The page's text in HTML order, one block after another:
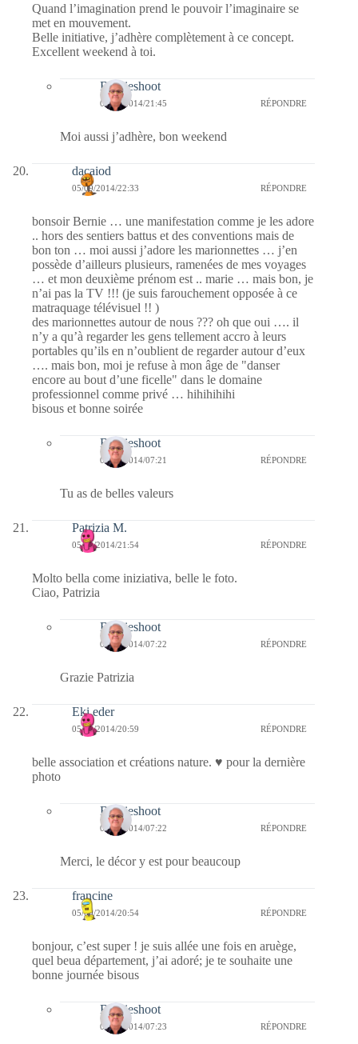
Quand l’imagination prend le pouvoir l’imaginaire se
met en mouvement.
Belle initiative, j’adhère complètement à ce concept.
Excellent weekend à toi.
Bernieshoot
06/09/2014/21:45 RÉPONDRE
Moi aussi j’adhère, bon weekend
dacaiod
05/09/2014/22:33 RÉPONDRE
bonsoir Bernie … une manifestation comme je les adore
.. hors des sentiers battus et des conventions mais de
bon ton … moi aussi j’adore les marionnettes … j’en
possède d’ailleurs plusieurs, ramenées de mes voyages
… et mon deuxième prénom est .. marie … mais bon, je
n’ai pas la TV !!! (je suis farouchement opposée à ce
matraquage télévisuel !! )
des marionnettes autour de nous ??? oh que oui …. il
n’y a qu’à regarder les gens tellement accro à leurs
portables qu’ils en n’oublient de regarder autour d’eux
…. mais bon, moi je refuse à mon âge de "danser
encore au bout d’une ficelle" dans le domaine
professionnel comme privé … hihihihihi
bisous et bonne soirée
Bernieshoot
06/09/2014/07:21 RÉPONDRE
Tu as de belles valeurs
Patrizia M.
05/09/2014/21:54 RÉPONDRE
Molto bella come iniziativa, belle le foto.
Ciao, Patrizia
Bernieshoot
06/09/2014/07:22 RÉPONDRE
Grazie Patrizia
Eki eder
05/09/2014/20:59 RÉPONDRE
belle association et créations nature. ♥ pour la dernière
photo
Bernieshoot
06/09/2014/07:22 RÉPONDRE
Merci, le décor y est pour beaucoup
francine
05/09/2014/20:54 RÉPONDRE
bonjour, c’est super ! je suis allée une fois en aruège,
quel beua département, j’ai adoré; je te souhaite une
bonne journée bisous
Bernieshoot
06/09/2014/07:23 RÉPONDRE